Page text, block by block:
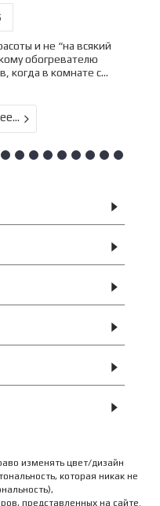
и не “на всякий
обогревателю
когда в комнате с...
изменять цвет/дизайн
которая никак не
представленных на сайте.